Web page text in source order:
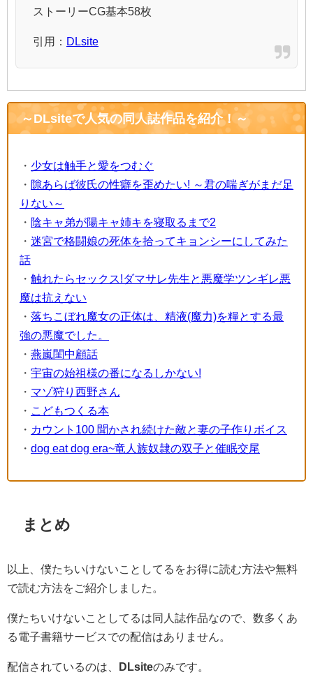
ストーリーCG基本58枚
引用： DLsite
～DLsiteで人気の同人誌作品を紹介！～
・ 少女は触手と愛をつむぐ
・ 隙あらば彼氏の性癖を歪めたい! ～君の喘ぎがまだ足
りない～
・ 陰キャ弟が陽キャ姉キを寝取るまで2
・ 迷宮で格闘娘の死体を拾ってキョンシーにしてみた
話
・ 触れたらセックス!ダマサレ先生と悪魔学ツンギレ悪
魔は抗えない
・ 落ちこぼれ魔女の正体は、精液(魔力)を糧とする最
強の悪魔でした。
・ 燕嵐閨中顧話
・ 宇宙の始祖様の番になるしかない!
・ マゾ狩り西野さん
・ こどもつくる本
・ カウント100 聞かされ続けた敵と妻の子作りボイス
・ dog eat dog era~竜人族奴隷の双子と催眠交尾
まとめ
以上、僕たちいけないことしてるをお得に読む方法や無料
で読む方法をご紹介しました。
僕たちいけないことしてるは同人誌作品なので、数多くあ
る電子書籍サービスでの配信はありません。
配信されているのは、 DLsiteのみです。